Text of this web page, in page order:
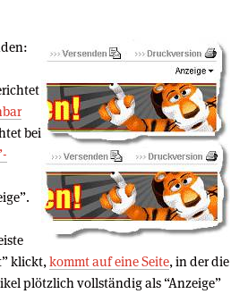
bei
klickt, kommt auf eine Seite, in der die
plötzlich vollständig als “Anzeige”